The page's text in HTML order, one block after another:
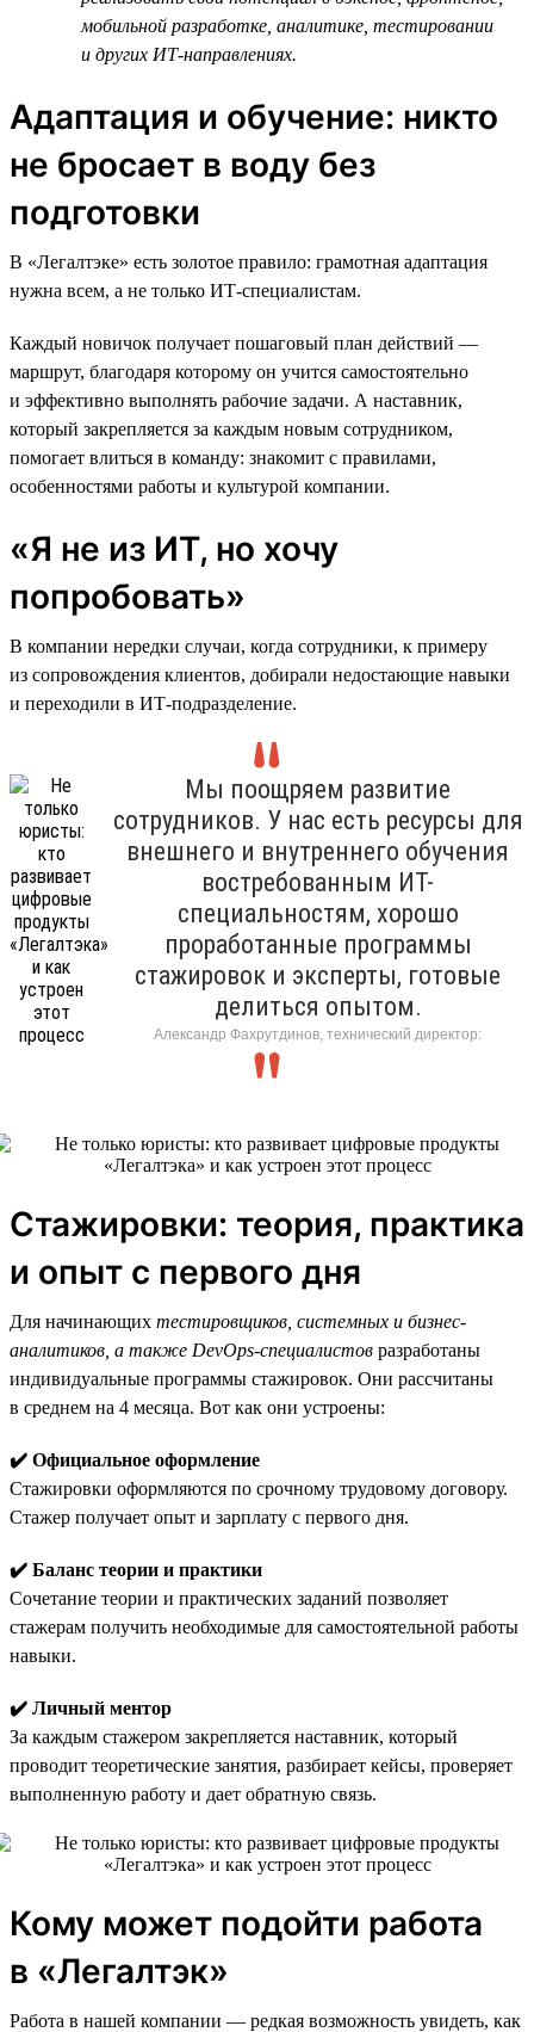
мобильной разработке, аналитике, тестировании
и других ИТ-направлениях.
Адаптация и обучение: никто
не бросает в воду без
подготовки
В «Легалтэке» есть золотое правило: грамотная адаптация
нужна всем, а не только ИТ-специалистам.
Каждый новичок получает пошаговый план действий —
маршрут, благодаря которому он учится самостоятельно
и эффективно выполнять рабочие задачи. А наставник,
который закрепляется за каждым новым сотрудником,
помогает влиться в команду: знакомит с правилами,
особенностями работы и культурой компании.
«Я не из ИТ, но хочу
попробовать»
В компании нередки случаи, когда сотрудники, к примеру
из сопровождения клиентов, добирали недостающие навыки
и переходили в ИТ-подразделение.
Мы поощряем развитие
сотрудников. У нас есть ресурсы для
внешнего и внутреннего обучения
востребованным ИТ-
специальностям, хорошо
проработанные программы
стажировок и эксперты, готовые
делиться опытом.
Александр Фахрутдинов, технический директор:
Стажировки: теория, практика
и опыт с первого дня
Для начинающих тестировщиков, системных и бизнес-
аналитиков, а также DevOps-специалистов разработаны
индивидуальные программы стажировок. Они рассчитаны
в среднем на 4 месяца. Вот как они устроены:
✔️ Официальное оформление
Стажировки оформляются по срочному трудовому договору.
Стажер получает опыт и зарплату с первого дня.
✔️ Баланс теории и практики
Сочетание теории и практических заданий позволяет
стажерам получить необходимые для самостоятельной работы
навыки.
✔️ Личный ментор
За каждым стажером закрепляется наставник, который
проводит теоретические занятия, разбирает кейсы, проверяет
выполненную работу и дает обратную связь.
Кому может подойти работа
в «Легалтэк»
Работа в нашей компании — редкая возможность увидеть, как